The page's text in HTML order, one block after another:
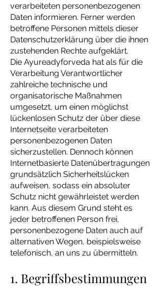
verarbeiteten personenbezogenen
Daten informieren. Ferner werden
betroffene Personen mittels dieser
Datenschutzerklärung über die ihnen
zustehenden Rechte aufgeklärt.
Die Ayureadyforveda hat als für die
Verarbeitung Verantwortlicher
zahlreiche technische und
organisatorische Maßnahmen
umgesetzt, um einen möglichst
lückenlosen Schutz der über diese
Internetseite verarbeiteten
personenbezogenen Daten
sicherzustellen. Dennoch können
Internetbasierte Datenübertragungen
grundsätzlich Sicherheitslücken
aufweisen, sodass ein absoluter
Schutz nicht gewährleistet werden
kann. Aus diesem Grund steht es
jeder betroffenen Person frei,
personenbezogene Daten auch auf
alternativen Wegen, beispielsweise
telefonisch, an uns zu übermitteln.
1. Begriffsbestimmungen